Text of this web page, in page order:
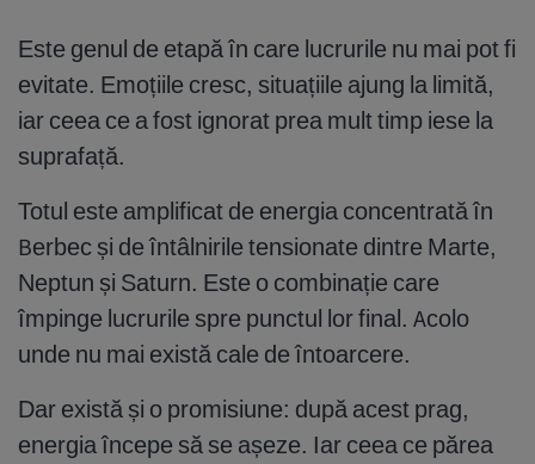
Este genul de etapă în care lucrurile nu mai pot fi
evitate. Emoțiile cresc, situațiile ajung la limită,
iar ceea ce a fost ignorat prea mult timp iese la
suprafață.
Totul este amplificat de energia concentrată în
Berbec și de întâlnirile tensionate dintre Marte,
Neptun și Saturn. Este o combinație care
împinge lucrurile spre punctul lor final. Acolo
unde nu mai există cale de întoarcere.
Dar există și o promisiune: după acest prag,
energia începe să se așeze. Iar ceea ce părea